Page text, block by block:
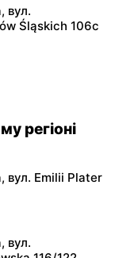
вул.
Śląskich 106c
Puławska
вул.
93
Roku 6
регіоні
вул. Emilii Plater
вул.